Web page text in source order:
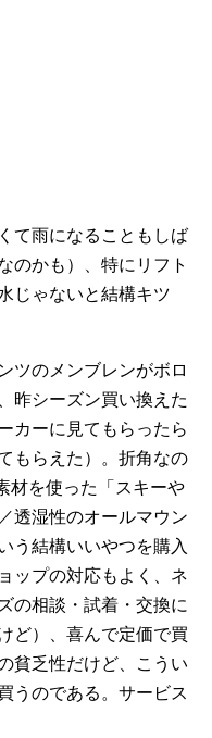
て雨になることもしば
のかも）、特にリフト
じゃないと結構キツ
ツのメンブレンがボロ
昨シーズン買い換えた
カーに見てもらったら
もらえた）。折角なの
材を使った「スキーや
透湿性のオールマウン
う結構いいやつを購入
ップの対応もよく、ネ
の相談・試着・交換に
ど）、喜んで定価で買
貧乏性だけど、こうい
うのである。サービス